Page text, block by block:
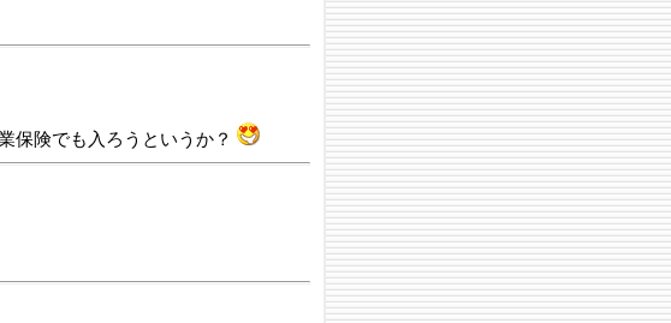
保険でも入ろうというか？